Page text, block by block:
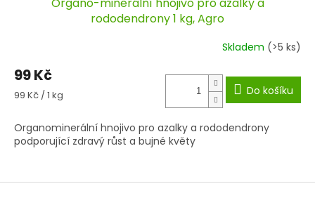
rododendrony 1 kg, Agro
Skladem (>5 ks)
99 Kč
Měrná
99 Kč / 1 kg Do košíku
Organominerální hnojivo pro azalky a rododendrony
podporující zdravý růst a bujné květy
Z